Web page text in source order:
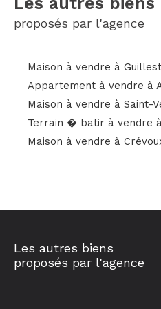
proposés par l'agence
Maison à vendre à
Appartement à vendre à
Maison à vendre à Saint-
Terrain � batir à vendre
Maison à vendre à
Les autres biens
proposés par l'agence